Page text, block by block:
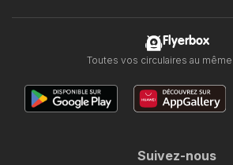
Flyerbox
Toutes vos circulaires au
Suivez-nous